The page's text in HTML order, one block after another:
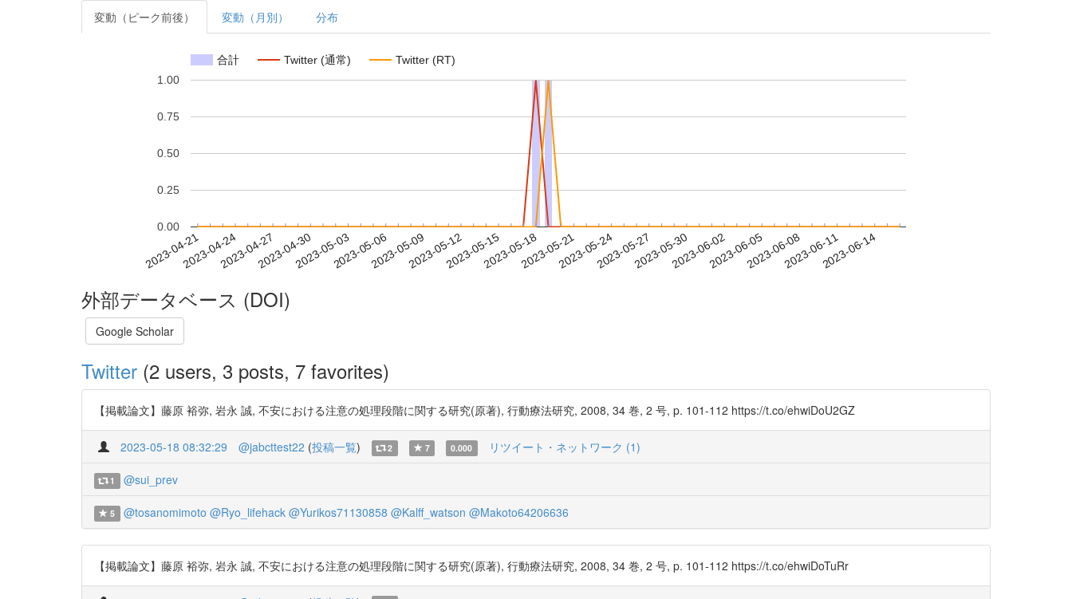
変動（ピーク前後） 変動（月別） 分布
合計 Twitter (通常) Twitter (RT)
2023-04-212023-04-242023-04-272023-04-302023-05-032023-05-062023-05-092023-05-122023-05-152023-05-182023-05-212023-05-242023-05-272023-05-302023-06-022023-06-052023-06-082023-06-112023-06-14
0.00
0.25
0.50
0.75
1.00
外部データベース (DOI)
Google Scholar
Twitter (2 users, 3 posts, 7 favorites)
【掲載論文】藤原 裕弥, 岩永 誠, 不安における注意の処理段階に関する研究(原著), 行動療法研究, 2008, 34 巻, 2 号, p. 101-112 https://t.co/ehwiDoU2GZ
2023-05-18 08:32:29 @jabcttest22 (投稿一覧) 2 7 0.000 リツイート・ネットワーク (1)
1 @sui_prev
5 @tosanomimoto @Ryo_lifehack @Yurikos71130858 @Kalff_watson @Makoto64206636
【掲載論文】藤原 裕弥, 岩永 誠, 不安における注意の処理段階に関する研究(原著), 行動療法研究, 2008, 34 巻, 2 号, p. 101-112 https://t.co/ehwiDoTuRr